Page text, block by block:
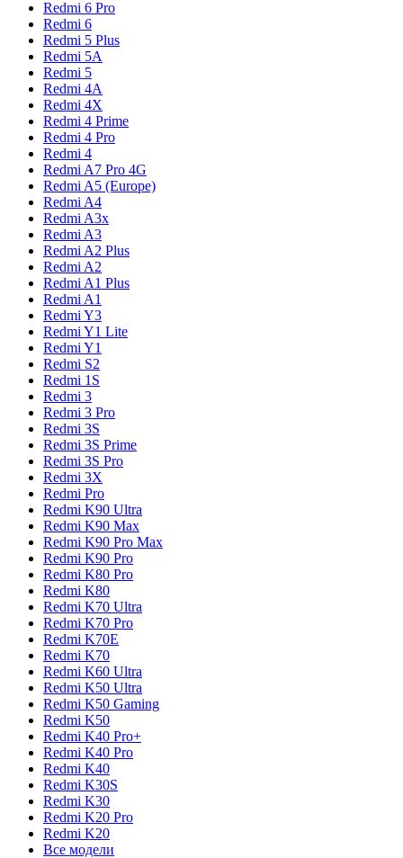
Redmi 6 Pro
Redmi 6
Redmi 5 Plus
Redmi 5A
Redmi 5
Redmi 4A
Redmi 4X
Redmi 4 Prime
Redmi 4 Pro
Redmi 4
Redmi A7 Pro 4G
Redmi A5 (Europe)
Redmi A4
Redmi A3x
Redmi A3
Redmi A2 Plus
Redmi A2
Redmi A1 Plus
Redmi A1
Redmi Y3
Redmi Y1 Lite
Redmi Y1
Redmi S2
Redmi 1S
Redmi 3
Redmi 3 Pro
Redmi 3S
Redmi 3S Prime
Redmi 3S Pro
Redmi 3X
Redmi Pro
Redmi K90 Ultra
Redmi K90 Max
Redmi K90 Pro Max
Redmi K90 Pro
Redmi K80 Pro
Redmi K80
Redmi K70 Ultra
Redmi K70 Pro
Redmi K70E
Redmi K70
Redmi K60 Ultra
Redmi K50 Ultra
Redmi K50 Gaming
Redmi K50
Redmi K40 Pro+
Redmi K40 Pro
Redmi K40
Redmi K30S
Redmi K30
Redmi K20 Pro
Redmi K20
Все модели